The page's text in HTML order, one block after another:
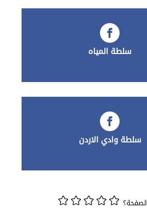
سلطة المياه
سلطة وادي الاردن